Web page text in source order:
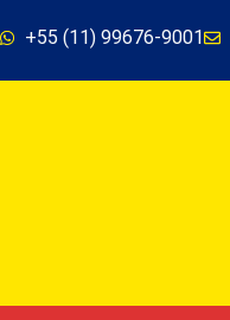
+55 (11) 99676-9001